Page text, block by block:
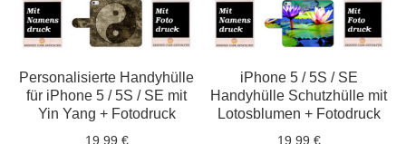
Personalisierte Handyhülle
für iPhone 5 / 5S / SE mit
Yin Yang + Fotodruck
19,99 €
iPhone 5 / 5S / SE
Handyhülle Schutzhülle mit
Lotosblumen + Fotodruck
19,99 €